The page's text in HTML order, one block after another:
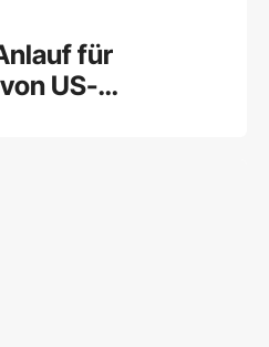
für
US-